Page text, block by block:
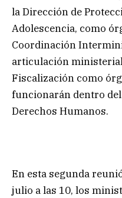
la Dirección de
Adolescencia, como
Coordinación
articulación
Fiscalización como
funcionarán dentro
Derechos Humanos.
En esta segunda
julio a las 10, los